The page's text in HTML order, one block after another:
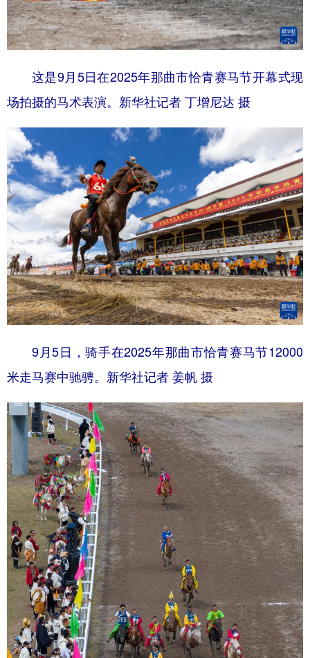
这是9月5日在2025年那曲市恰青赛马节开幕式现
场拍摄的马术表演。新华社记者 丁增尼达 摄
9月5日，骑手在2025年那曲市恰青赛马节12000
米走马赛中驰骋。新华社记者 姜帆 摄